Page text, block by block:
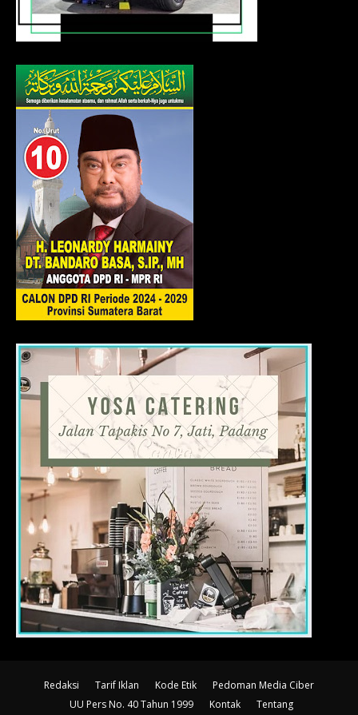
Redaksi Tarif Iklan Kode Etik
Pedoman Media Ciber
UU Pers No. 40 Tahun 1999
Kontak Tentang